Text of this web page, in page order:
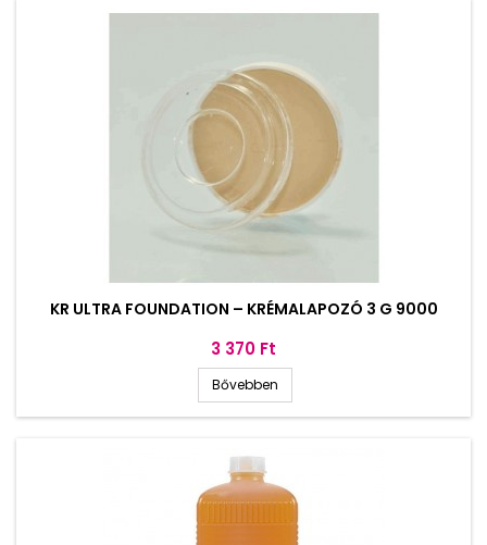
KR ULTRA FOUNDATION – KRÉMALAPOZÓ 3 G 9000
Ár
3 370 Ft
Bővebben